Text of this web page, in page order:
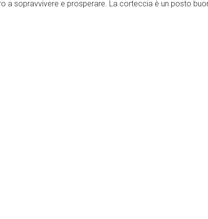
a sopravvivere e prosperare. La corteccia è un posto